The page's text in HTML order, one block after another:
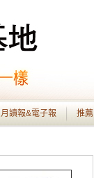
月讀報&電子報 推